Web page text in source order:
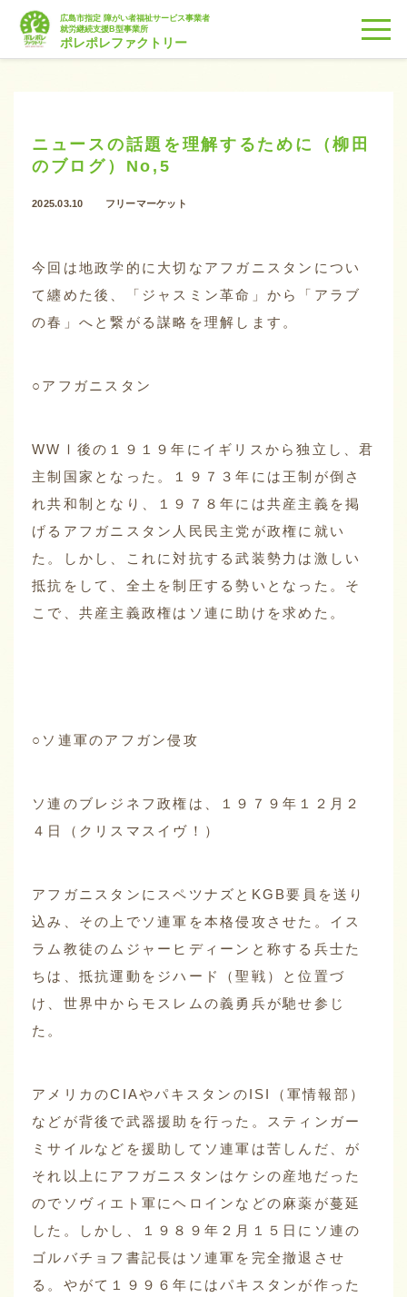
広島市指定 障がい者福祉サービス事業者
就労継続支援B型事業所
ポレポレファクトリー
ニュースの話題を理解するために（柳田
のブログ）No,5
2025.03.10 フリーマーケット
今回は地政学的に大切なアフガニスタンについ
て纏めた後、「ジャスミン革命」から「アラブ
の春」へと繋がる謀略を理解します。
○アフガニスタン
WWⅠ後の１９１９年にイギリスから独立し、君
主制国家となった。１９７３年には王制が倒さ
れ共和制となり、１９７８年には共産主義を掲
げるアフガニスタン人民民主党が政権に就い
た。しかし、これに対抗する武装勢力は激しい
抵抗をして、全土を制圧する勢いとなった。そ
こで、共産主義政権はソ連に助けを求めた。
○ソ連軍のアフガン侵攻
ソ連のブレジネフ政権は、１９７９年１２月２
４日（クリスマスイヴ！）
アフガニスタンにスペツナズとKGB要員を送り
込み、その上でソ連軍を本格侵攻させた。イス
ラム教徒のムジャーヒディーンと称する兵士た
ちは、抵抗運動をジハード（聖戦）と位置づ
け、世界中からモスレムの義勇兵が馳せ参じ
た。
アメリカのCIAやパキスタンのISI（軍情報部）
などが背後で武器援助を行った。スティンガー
ミサイルなどを援助してソ連軍は苦しんだ、が
それ以上にアフガニスタンはケシの産地だった
のでソヴィエト軍にヘロインなどの麻薬が蔓延
した。しかし、１９８９年２月１５日にソ連の
ゴルバチョフ書記長はソ連軍を完全撤退させ
る。やがて１９９６年にはパキスタンが作った